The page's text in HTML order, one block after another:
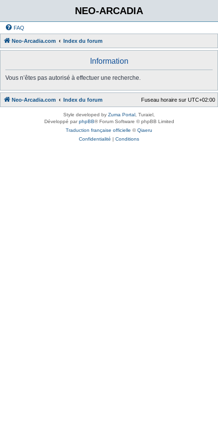
NEO-ARCADIA
FAQ
Neo-Arcadia.com Index du forum
Information
Vous n’êtes pas autorisé à effectuer une recherche.
Neo-Arcadia.com Index du forum Fuseau horaire sur UTC+02:00
Style developed by Zuma Portal , Turaiel,
Développé parphpBB® Forum Software © phpBB Limited
Traduction française officielle ©Qiaeru
Confidentialité | Conditions